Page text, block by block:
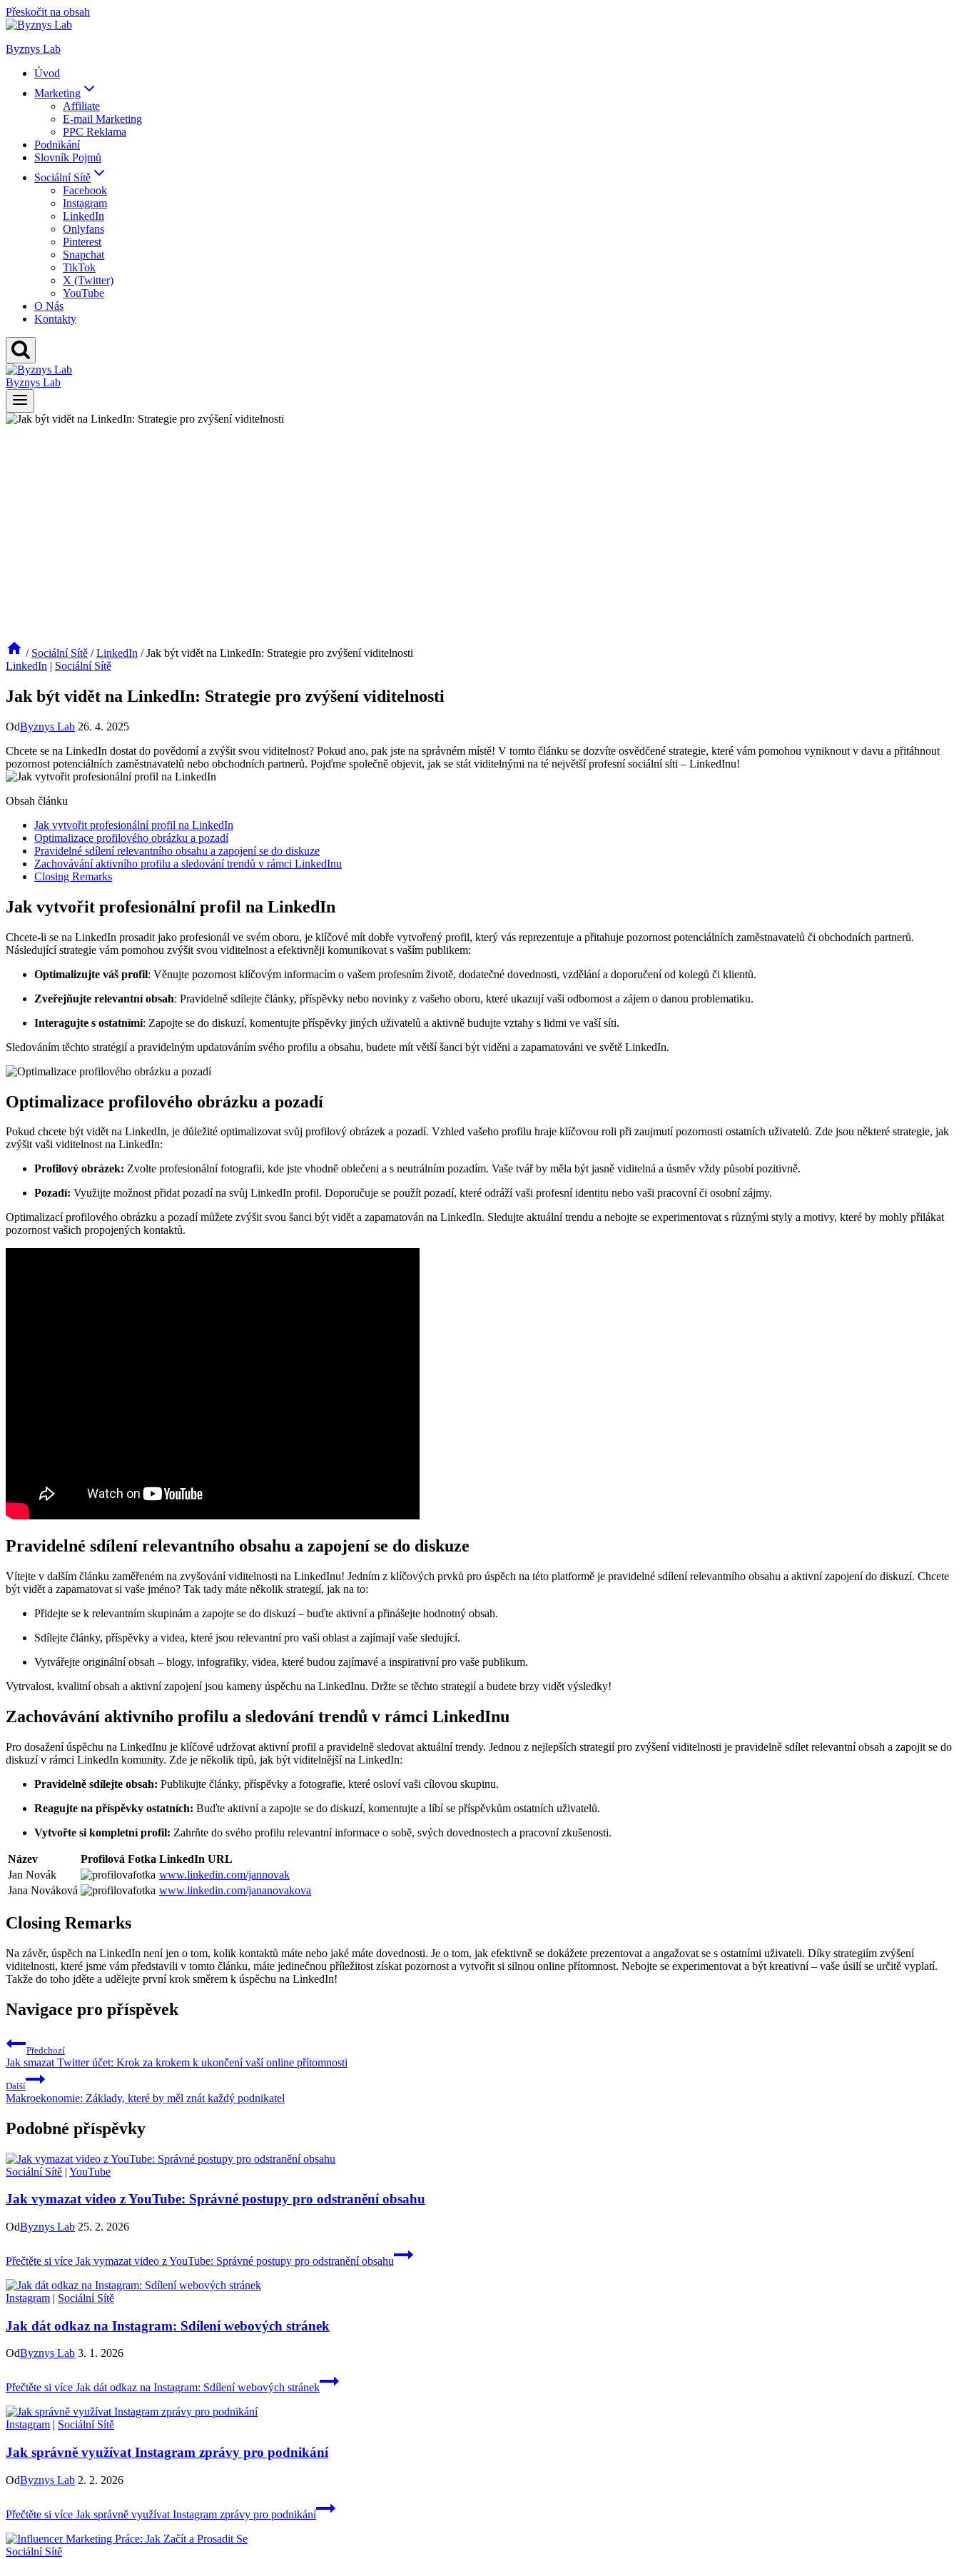
Přeskočit na obsah
Byznys Lab
Úvod
Marketing
Affiliate
E-mail Marketing
PPC Reklama
Podnikání
Slovník Pojmů
Sociální Sítě
Facebook
Instagram
LinkedIn
Onlyfans
Pinterest
Snapchat
TikTok
X (Twitter)
YouTube
O Nás
Kontakty
Byznys Lab
/ Sociální Sítě / LinkedIn / Jak být vidět na LinkedIn: Strategie pro zvýšení viditelnosti
LinkedIn | Sociální Sítě
Jak být vidět na LinkedIn: Strategie pro zvýšení viditelnosti
OdByznys Lab 26. 4. 2025
Chcete se na LinkedIn dostat do povědomí a zvýšit svou viditelnost? Pokud ano, pak jste na správném místě! V tomto článku se dozvíte osvědčené strategie, které vám pomohou vyniknout v davu a přitáhnout
pozornost potenciálních zaměstnavatelů nebo obchodních partnerů. Pojďme společně objevit, jak se stát viditelnými na té největší profesní sociální síti – LinkedInu!
Obsah článku
Jak vytvořit profesionální profil na LinkedIn
Optimalizace profilového obrázku a pozadí
Pravidelné sdílení relevantního obsahu a zapojení se do diskuze
Zachovávání aktivního profilu a sledování trendů v rámci LinkedInu
Closing Remarks
Jak vytvořit profesionální profil na LinkedIn
Chcete-li se na LinkedIn prosadit jako profesionál ve svém oboru, je klíčové mít dobře vytvořený profil, který vás reprezentuje a přitahuje pozornost potenciálních zaměstnavatelů či obchodních partnerů.
Následující strategie vám pomohou zvýšit svou viditelnost a efektivněji komunikovat s vaším publikem:
Optimalizujte váš profil: Věnujte pozornost klíčovým informacím o vašem profesním životě, dodatečné dovednosti, vzdělání a doporučení od kolegů či klientů.
Zveřejňujte relevantní obsah: Pravidelně sdílejte články, příspěvky nebo novinky z vašeho oboru, které ukazují vaši odbornost a zájem o danou problematiku.
Interagujte s ostatními: Zapojte se do diskuzí, komentujte příspěvky jiných uživatelů a aktivně budujte vztahy s lidmi ve vaší síti.
Sledováním těchto stratégií a pravidelným updatováním svého profilu a obsahu, budete mít větší šanci být viděni a zapamatováni ve světě LinkedIn.
Optimalizace profilového obrázku a pozadí
Pokud chcete být vidět na LinkedIn, je důležité optimalizovat svůj profilový obrázek a pozadí. Vzhled vašeho profilu hraje klíčovou roli při zaujmutí pozornosti ostatních uživatelů. Zde jsou některé strategie, jak
zvýšit vaši viditelnost na LinkedIn:
Profilový obrázek: Zvolte profesionální fotografii, kde jste vhodně oblečeni a s neutrálním pozadím. Vaše tvář by měla být jasně viditelná a úsměv vždy působí pozitivně.
Pozadí: Využijte možnost přidat pozadí na svůj LinkedIn profil. Doporučuje se použít pozadí, které odráží vaši profesní identitu nebo vaši pracovní či osobní zájmy.
Optimalizací profilového obrázku a pozadí můžete zvýšit svou šanci být vidět a zapamatován na LinkedIn. Sledujte aktuální trendu a nebojte se experimentovat s různými styly a motivy, které by mohly přilákat
pozornost vašich propojených kontaktů.
Pravidelné sdílení relevantního obsahu a zapojení se do diskuze
Vítejte v dalším článku zaměřeném na zvyšování viditelnosti na LinkedInu! Jedním z klíčových prvků pro úspěch na této platformě je pravidelné sdílení relevantního obsahu a aktivní zapojení do diskuzí. Chcete
být vidět a zapamatovat si vaše jméno? Tak tady máte několik strategií, jak na to:
Přidejte se k relevantním skupinám a zapojte se do diskuzí – buďte aktivní a přinášejte hodnotný obsah.
Sdílejte články, příspěvky a videa, které jsou relevantní pro vaši oblast a zajímají vaše sledující.
Vytvářejte originální obsah – blogy, infografiky, videa, které budou zajímavé a inspirativní pro vaše publikum.
Vytrvalost, kvalitní obsah a aktivní zapojení jsou kameny úspěchu na LinkedInu. Držte se těchto strategií a budete brzy vidět výsledky!
Zachovávání aktivního profilu a sledování trendů v rámci LinkedInu
Pro dosažení úspěchu na LinkedInu je klíčové udržovat aktivní profil a pravidelně sledovat aktuální trendy. Jednou z nejlepších strategií pro zvýšení viditelnosti je pravidelně sdílet relevantní obsah a zapojit se do
diskuzí v rámci LinkedIn komunity. Zde je několik tipů, jak být viditelnější na LinkedIn:
Pravidelně sdílejte obsah: Publikujte články, příspěvky a fotografie, které osloví vaši cílovou skupinu.
Reagujte na příspěvky ostatních: Buďte aktivní a zapojte se do diskuzí, komentujte a líbí se příspěvkům ostatních uživatelů.
Vytvořte si kompletní profil: Zahrňte do svého profilu relevantní informace o sobě, svých dovednostech a pracovní zkušenosti.
Název Profilová Fotka LinkedIn URL
Jan Novák
www.linkedin.com/jannovak
Jana Nováková
www.linkedin.com/jananovakova
Closing Remarks
Na závěr, úspěch na LinkedIn není jen o tom, kolik kontaktů máte nebo jaké máte dovednosti. Je o tom, jak efektivně se dokážete prezentovat a angažovat se s ostatními uživateli. Díky strategiím zvýšení
viditelnosti, které jsme vám představili v tomto článku, máte jedinečnou příležitost získat pozornost a vytvořit si silnou online přítomnost. Nebojte se experimentovat a být kreativní – vaše úsilí se určitě vyplatí.
Takže do toho jděte a udělejte první krok směrem k úspěchu na LinkedIn!
Navigace pro příspěvek
Předchozí
Jak smazat Twitter účet: Krok za krokem k ukončení vaší online přítomnosti
Další
Makroekonomie: Základy, které by měl znát každý podnikatel
Podobné příspěvky
Sociální Sítě | YouTube
Jak vymazat video z YouTube: Správné postupy pro odstranění obsahu
OdByznys Lab 25. 2. 2026
Přečtěte si více Jak vymazat video z YouTube: Správné postupy pro odstranění obsahu
Instagram | Sociální Sítě
Jak dát odkaz na Instagram: Sdílení webových stránek
OdByznys Lab 3. 1. 2026
Přečtěte si více Jak dát odkaz na Instagram: Sdílení webových stránek
Instagram | Sociální Sítě
Jak správně využívat Instagram zprávy pro podnikání
OdByznys Lab 2. 2. 2026
Přečtěte si více Jak správně využívat Instagram zprávy pro podnikání
Sociální Sítě